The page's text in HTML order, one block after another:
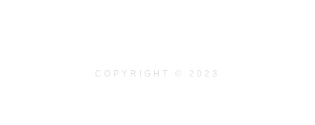
COPYRIGHT © 2023